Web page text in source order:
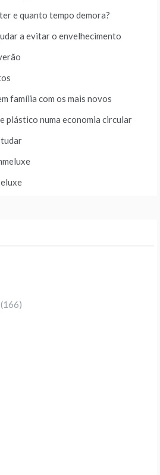
e quanto tempo demora?
a evitar o envelhecimento
família com os mais novos
plástico numa economia circular
(166)